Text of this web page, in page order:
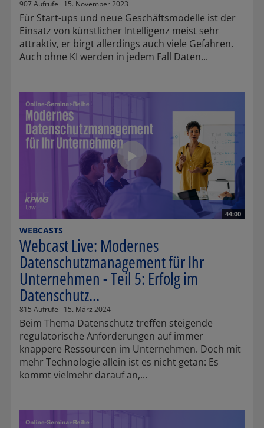
907 Aufrufe 15. November 2023
Für Start-ups und neue Geschäftsmodelle ist der
Einsatz von künstlicher Intelligenz meist sehr
attraktiv, er birgt allerdings auch viele Gefahren.
Auch ohne KI werden in jedem Fall Daten...
44:00
WEBCASTS
Webcast Live: Modernes
Datenschutzmanagement für Ihr
Unternehmen - Teil 5: Erfolg im
Datenschutz...
815 Aufrufe 15. März 2024
Beim Thema Datenschutz treffen steigende
regulatorische Anforderungen auf immer
knappere Ressourcen im Unternehmen. Doch mit
mehr Technologie allein ist es nicht getan: Es
kommt vielmehr darauf an,...